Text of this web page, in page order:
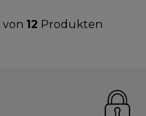
von 12 Produkten